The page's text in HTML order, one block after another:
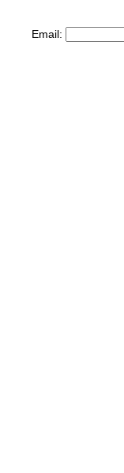
Email: